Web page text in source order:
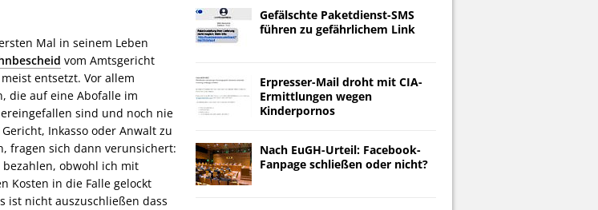
Mal in seinem Leben
vom Amtsgericht
entsetzt. Vor allem
die auf eine Abofalle im
sind und noch nie
Inkasso oder Anwalt zu
fragen sich dann verunsichert:
bezahlen, obwohl ich mit
Kosten in die Falle gelockt
ist nicht auszuschließen dass
Gefälschte Paketdienst-SMS
führen zu gefährlichem Link
Erpresser-Mail droht mit CIA-
Ermittlungen wegen
Kinderpornos
Nach EuGH-Urteil: Facebook-
Fanpage schließen oder nicht?